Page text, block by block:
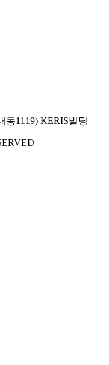
동1119) KERIS빌딩